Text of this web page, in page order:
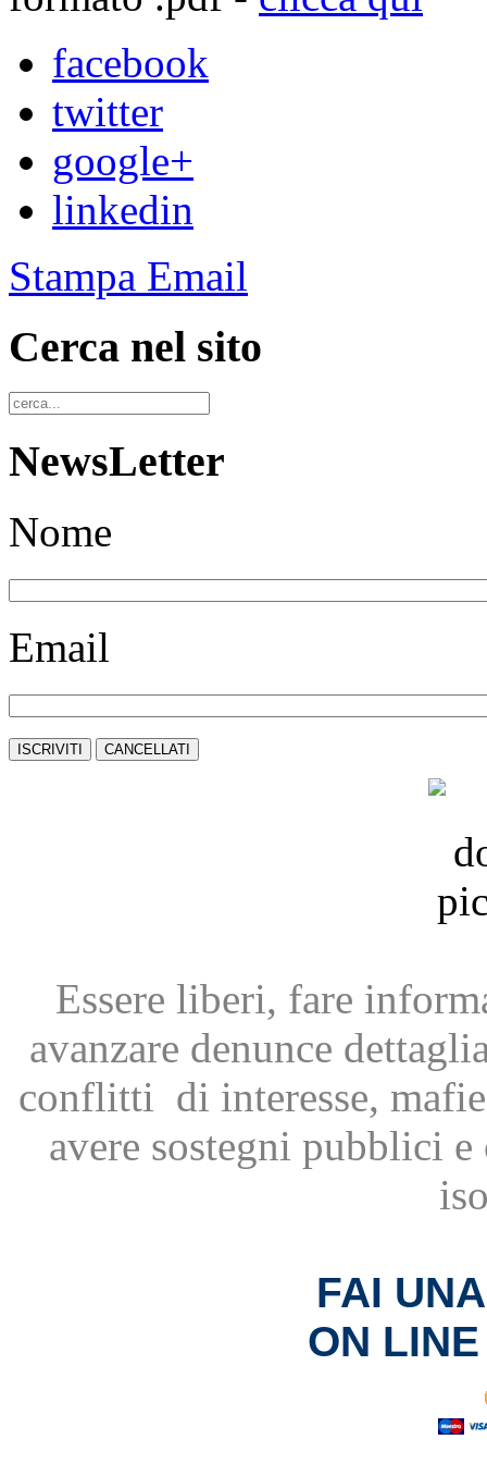
facebook
twitter
google+
linkedin
Stampa Email
Cerca nel sito
NewsLetter
Nome
Email
Essere liberi, fare
avanzare denunce
conflitti di interesse,
avere sostegni pubblici
FAI
ON